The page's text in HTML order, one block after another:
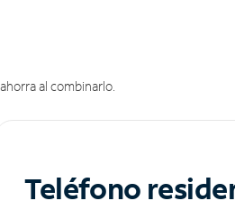
al combinarlo.
Teléfono